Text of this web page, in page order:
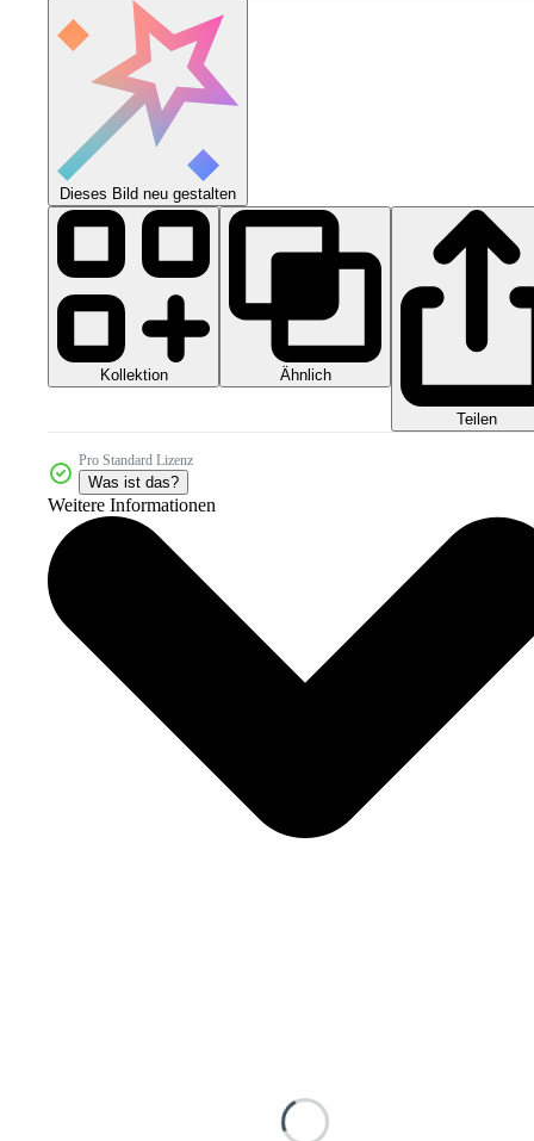
Dieses Bild neu gestalten
Kollektion Ähnlich
Teilen
Pro Standard Lizenz
Was ist das?
Weitere Informationen